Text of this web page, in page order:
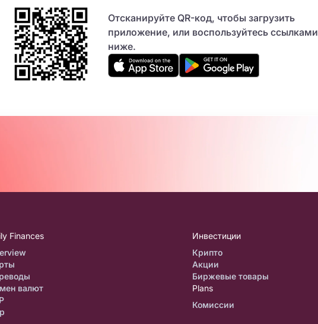
Отсканируйте QR-код, чтобы загрузить
приложение, или воспользуйтесь ссылками
ниже.
Finances
валют
Инвестиции
Крипто
Акции
Биржевые товары
Plans
Комиссии